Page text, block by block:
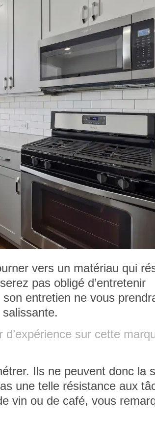
vers un matériau qui
pas obligé d’entretenir
entretien ne vous
sur cette
Ils ne peuvent donc la
une telle résistance aux
vin ou de café, vous